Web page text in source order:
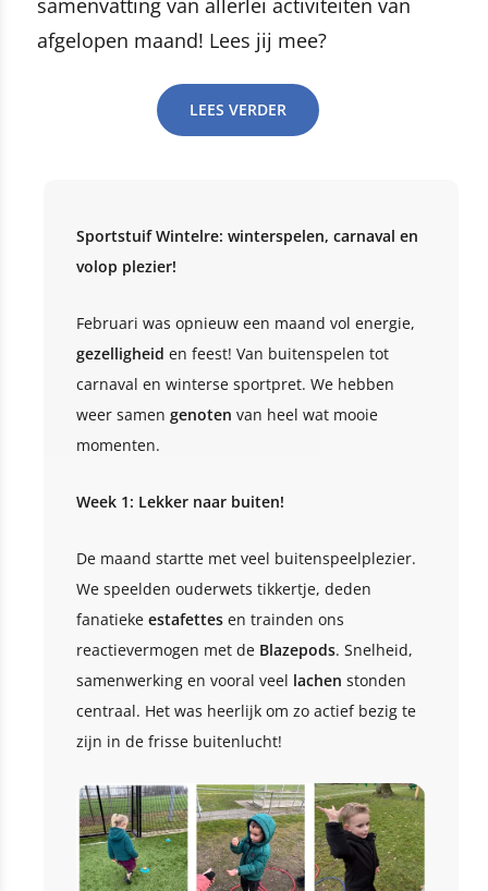
samenvatting van allerlei activiteiten van
afgelopen maand! Lees jij mee?
LEES VERDER
Sportstuif Wintelre: winterspelen, carnaval en
volop plezier!
Februari was opnieuw een maand vol energie,
gezelligheid en feest! Van buitenspelen tot
carnaval en winterse sportpret. We hebben
weer samen genoten van heel wat mooie
momenten.
Week 1: Lekker naar buiten!
De maand startte met veel buitenspeelplezier.
We speelden ouderwets tikkertje, deden
fanatieke estafettes en trainden ons
reactievermogen met de Blazepods. Snelheid,
samenwerking en vooral veel lachen stonden
centraal. Het was heerlijk om zo actief bezig te
zijn in de frisse buitenlucht!